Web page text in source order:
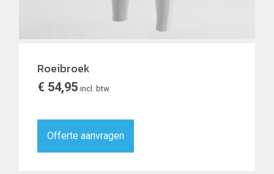
Roeibroek
€ 54,95 incl. btw.
Offerte aanvragen